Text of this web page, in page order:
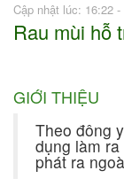
Cập nhật lúc: 16:22 -
Rau mùi hỗ
GIỚI THIỆU
Theo đông
dụng làm
phát ra